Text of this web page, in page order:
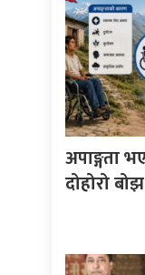
अपाङ्गता
दोहोरो बोझ